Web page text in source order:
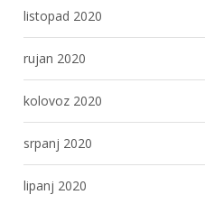
listopad 2020
rujan 2020
kolovoz 2020
srpanj 2020
lipanj 2020